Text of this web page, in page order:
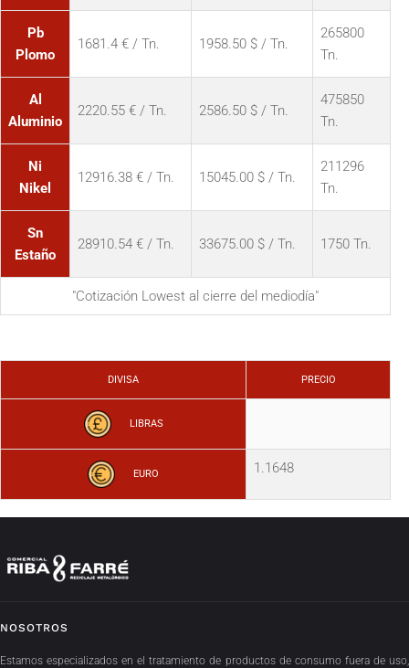
Pb
Plomo
1681.4 € / Tn. 1958.50 $ / Tn.
265800
Tn.
Al
Aluminio
2220.55 € / Tn. 2586.50 $ / Tn.
475850
Tn.
Ni
Nikel
12916.38 € / Tn. 15045.00 $ / Tn.
211296
Tn.
Sn
Estaño
28910.54 € / Tn. 33675.00 $ / Tn. 1750 Tn.
"Cotización Lowest al cierre del mediodía"
DIVISA PRECIO
LIBRAS
EURO 1.1648
NOSOTROS
Estamos especializados en el tratamiento de productos de consumo fuera de uso,